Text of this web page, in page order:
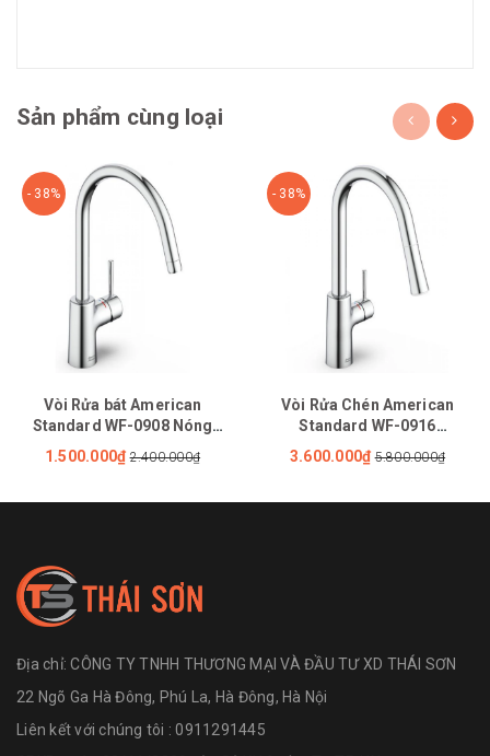
Sản phẩm cùng loại
- 38%
Vòi Rửa bát American
Standard WF-0908 Nóng
Lạnh
1.500.000₫ 2.400.000₫
- 38%
Vòi Rửa Chén American
Standard WF-0916
(1009160000) Nóng Lạnh Rút
Dây Agate
3.600.000₫ 5.800.000₫
Địa chỉ:CÔNG TY TNHH THƯƠNG MẠI VÀ ĐẦU TƯ XD THÁI SƠN
22 Ngõ Ga Hà Đông, Phú La, Hà Đông, Hà Nội
Liên kết với chúng tôi : 0911291445